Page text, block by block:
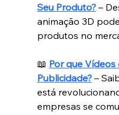
Seu Produto? –
animação 3D
produtos no
📖 Por que Vídeos
Publicidade? –
está
empresas se